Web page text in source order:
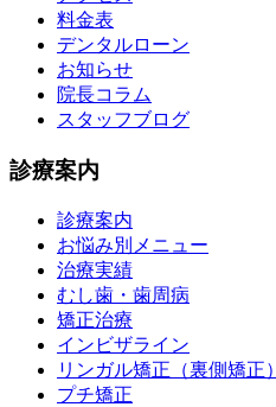
料金表
デンタルローン
お知らせ
院長コラム
スタッフブログ
診療案内
診療案内
お悩み別メニュー
治療実績
むし歯・歯周病
矯正治療
インビザライン
リンガル矯正（裏側矯正）
プチ矯正